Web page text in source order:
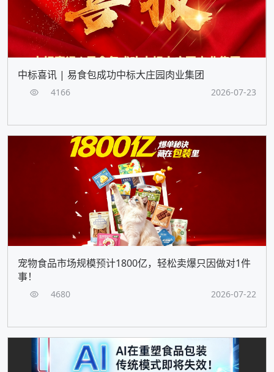
中标喜讯 | 易食包成功中标大庄园肉业集团
4166 2026-07-23
宠物食品市场规模预计1800亿，轻松卖爆只因做对1件
事！
4680 2026-07-22